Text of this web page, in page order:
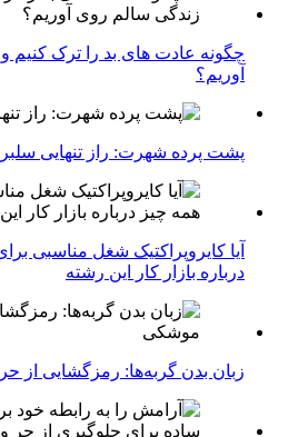
چگونه عادت‌ های بد را ترک
آوریم؟
پشت پرده شهرت: راز تنهایی
آیا کایروپراکتیک شغل مناسبی
درباره بازار کار این رشته
زبان بدن گربه‌ها: رمزگشایی از